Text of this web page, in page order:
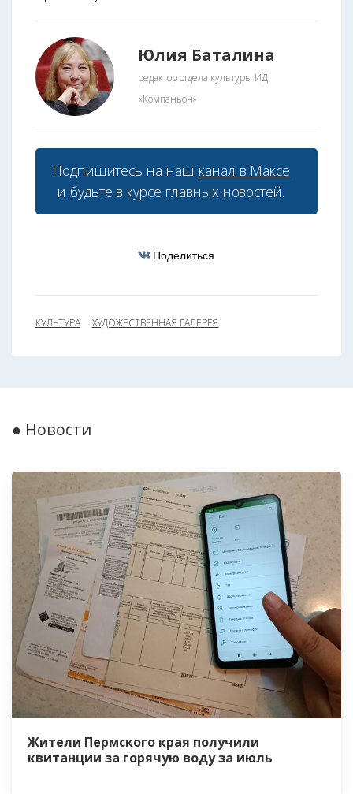
Юлия Баталина
редактор отдела культуры ИД
«Компаньон»
Подпишитесь на наш канал в Максе
и будьте в курсе главных новостей.
Поделиться
КУЛЬТУРА ХУДОЖЕСТВЕННАЯ ГАЛЕРЕЯ
● Новости
Жители Пермского края получили
квитанции за горячую воду за июль